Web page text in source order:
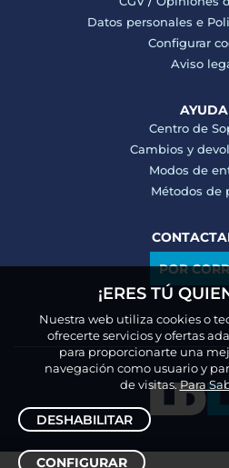
Datos personales e
Configurar
Aviso
AYUDA
Centro de
Cambios y
Modos de
Métodos de
POR
¡ERES TÚ
Nuestra web utiliza cookies o
ofrecerte servicios y ofertas
para proporcionarte una
navegación como usuario y
de visitas.Para
DESHABILITAR
CONFIGURAR